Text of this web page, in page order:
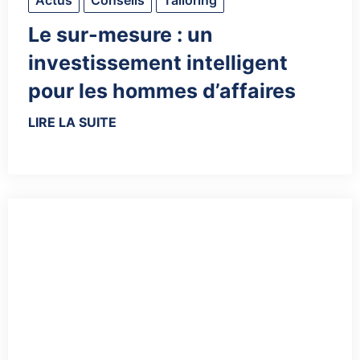
Le sur-mesure : un
investissement intelligent
pour les hommes d’affaires
LIRE LA SUITE